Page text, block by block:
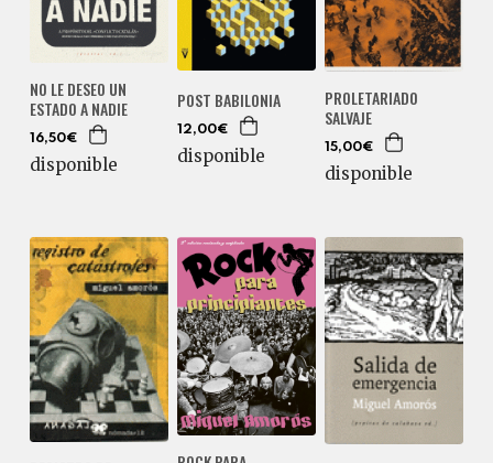
NO LE DESEO UN
ESTADO A NADIE
16,50€
disponible
POST BABILONIA
12,00€
disponible
PROLETARIADO
SALVAJE
15,00€
disponible